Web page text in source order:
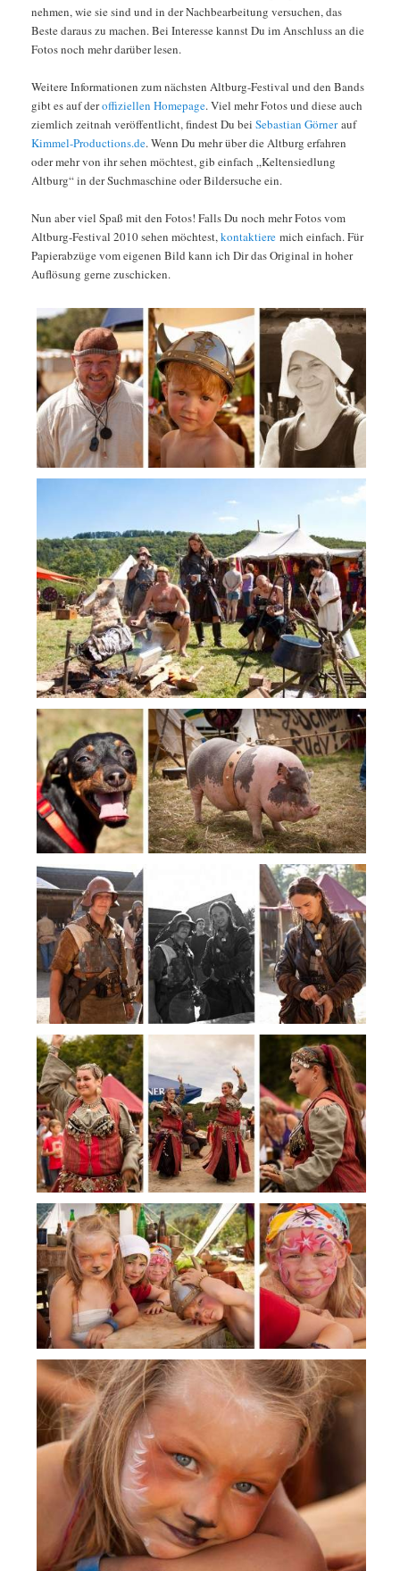
nehmen, wie sie sind und in der Nachbearbeitung versuchen, das
Beste daraus zu machen. Bei Interesse kannst Du im Anschluss an die
Fotos noch mehr darüber lesen.
Weitere Informationen zum nächsten Altburg-Festival und den Bands
gibt es auf deroffiziellen Homepage. Viel mehr Fotos und diese auch
ziemlich zeitnah veröffentlicht, findest Du bei Sebastian Görnerauf
Kimmel-Productions.de. Wenn Du mehr über die Altburg erfahren
oder mehr von ihr sehen möchtest, gib einfach „Keltensiedlung
Altburg“ in der Suchmaschine oder Bildersuche ein.
Nun aber viel Spaß mit den Fotos! Falls Du noch mehr Fotos vom
Altburg-Festival 2010 sehen möchtest,kontaktieremich einfach. Für
Papierabzüge vom eigenen Bild kann ich Dir das Original in hoher
Auflösung gerne zuschicken.